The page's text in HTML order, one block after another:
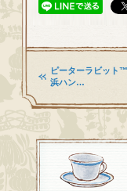
ピーターラビット
浜ハン…